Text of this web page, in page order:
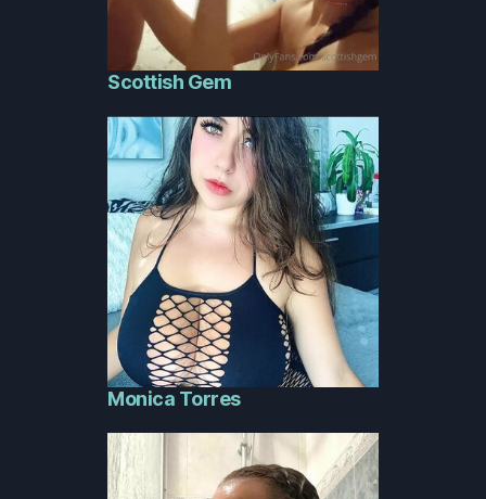
Scottish Gem
Monica Torres